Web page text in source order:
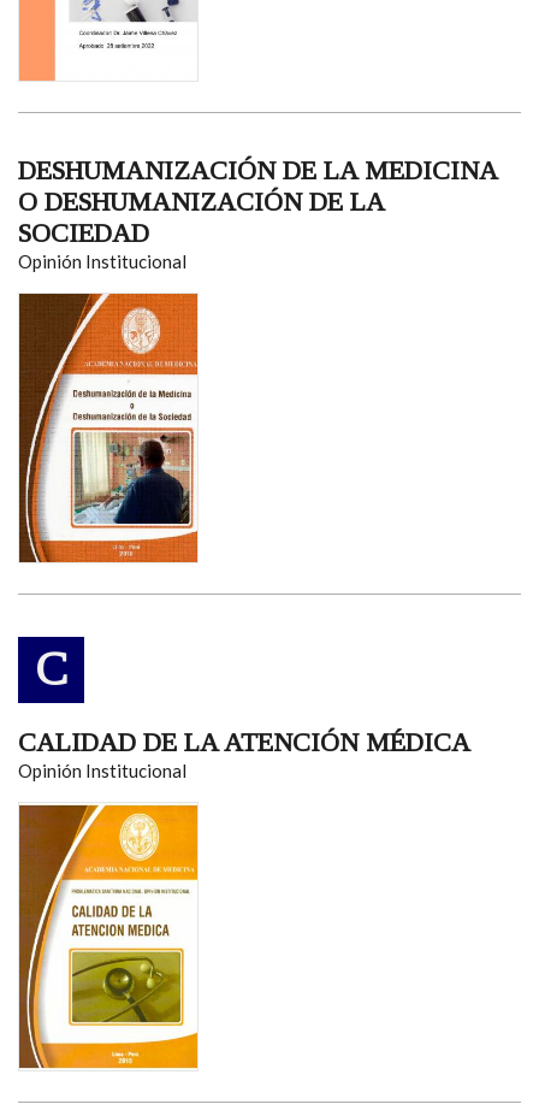
DESHUMANIZACIÓN DE LA MEDICINA
O DESHUMANIZACIÓN DE LA
SOCIEDAD
Opinión Institucional
C
CALIDAD DE LA ATENCIÓN MÉDICA
Opinión Institucional